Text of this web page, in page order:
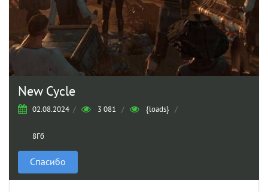
New Cycle
02.08.2024 / 3 081 / {loads} /
8Гб
Спасибо